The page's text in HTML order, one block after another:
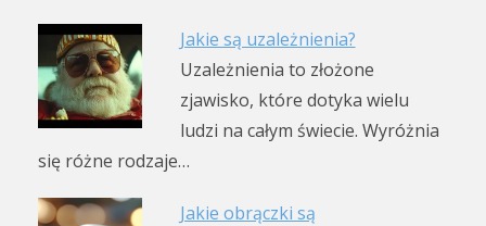
Jakie są uzależnienia?
Uzależnienia to złożone
zjawisko, które dotyka wielu
ludzi na całym świecie. Wyróżnia
się różne rodzaje…
Jakie obrączki są